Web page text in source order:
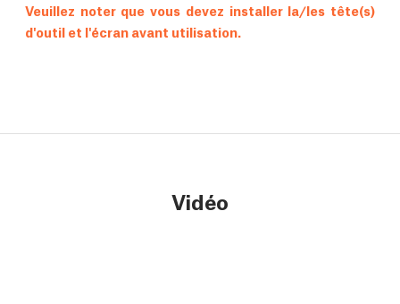
Veuillez noter que vous devez installer la/les tête(s)
d'outil et l'écran avant utilisation.
Vidéo